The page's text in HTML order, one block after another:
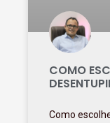
COMO
Como